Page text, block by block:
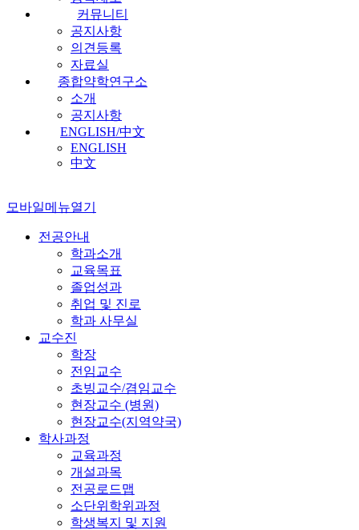
커뮤니티
공지사항
의견등록
자료실
종합약학연구소
소개
공지사항
ENGLISH/中文
ENGLISH
中文
모바일메뉴열기
전공안내
학과소개
교육목표
졸업성과
취업 및 진로
학과 사무실
교수진
학장
전임교수
초빙교수/겸임교수
현장교수 (병원)
현장교수(지역약국)
학사과정
교육과정
개설과목
전공로드맵
소단위학위과정
학생복지 및 지원